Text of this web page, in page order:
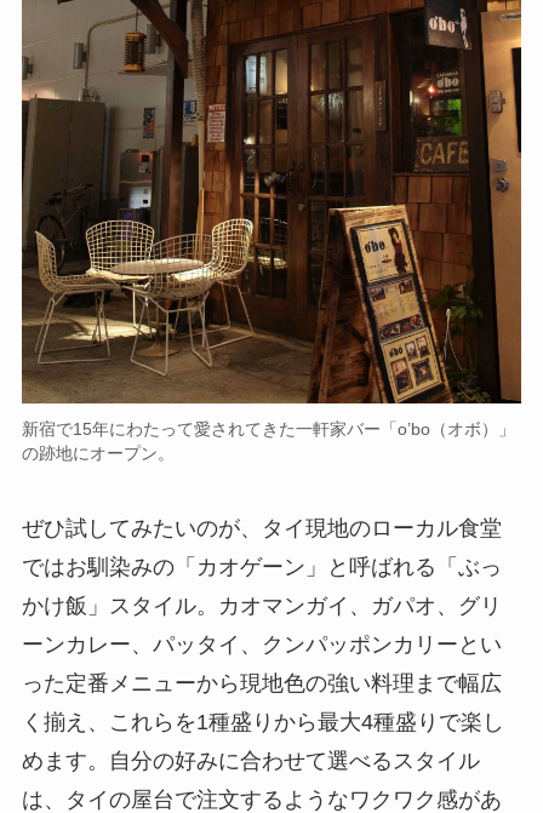
新宿で15年にわたって愛されてきた一軒家バー「o’bo（オボ）」
の跡地にオープン。
ぜひ試してみたいのが、タイ現地のローカル食堂
ではお馴染みの「カオゲーン」と呼ばれる「ぶっ
かけ飯」スタイル。カオマンガイ、ガパオ、グリ
ーンカレー、パッタイ、クンパッポンカリーとい
った定番メニューから現地色の強い料理まで幅広
く揃え、これらを1種盛りから最大4種盛りで楽し
めます。自分の好みに合わせて選べるスタイル
は、タイの屋台で注文するようなワクワク感があ